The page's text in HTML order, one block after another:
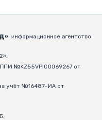
: информационное агентство
ППИ №KZ55VPI00069267 от
учёт №16487-ИА от